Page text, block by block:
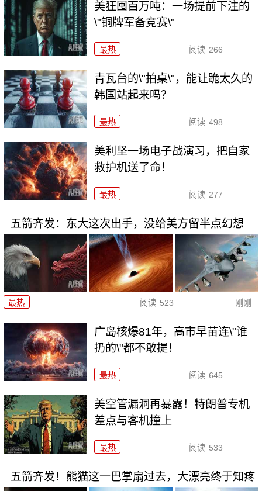
美狂囤百万吨：一场提前下注的
\"铜牌军备竞赛\"
最热 阅读 266
青瓦台的\"拍桌\"，能让跪太久的
韩国站起来吗？
最热 阅读 498
美利坚一场电子战演习，把自家
救护机送了命！
最热 阅读 277
五箭齐发：东大这次出手，没给美方留半点幻想
最热 阅读 523 刚刚
广岛核爆81年，高市早苗连\"谁
扔的\"都不敢提！
最热 阅读 645
美空管漏洞再暴露！特朗普专机
差点与客机撞上
最热 阅读 533
五箭齐发！熊猫这一巴掌扇过去，大漂亮终于知疼